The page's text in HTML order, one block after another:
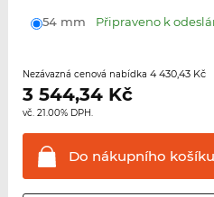
54 mm Připraveno k
Nezávazná cenová nabídka 4 430,43 Kč
3 544,34Kč
vč. 21.00% DPH.
Do nákupního košíku